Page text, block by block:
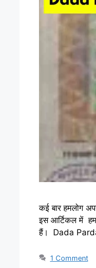
कई बार हमलोग
इस आर्टिकल में
हैं। Dada
1 Comment